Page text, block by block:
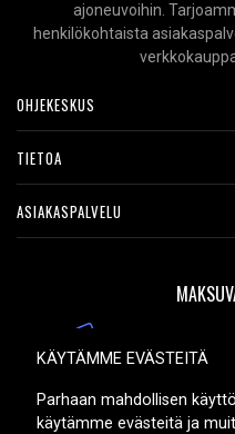
ajoneuvoihin.
henkilökohtaista
OHJEKESKUS
TIETOA
ASIAKASPALVELU
KÄYTÄMME EVÄSTEITÄ
Parhaan mahdollisen
käytämme evästeitä ja